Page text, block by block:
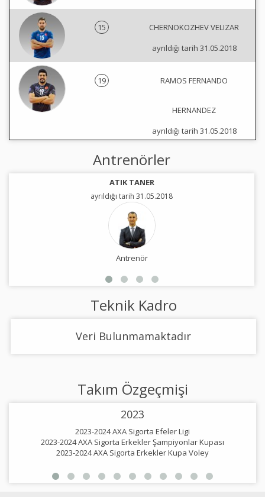
15
CHERNOKOZHEV VELIZAR
ayrıldığı tarih 31.05.2018
19 RAMOS FERNANDO
HERNANDEZ
ayrıldığı tarih 31.05.2018
Antrenörler
ATIK TANER
ayrıldığı tarih 31.05.2018
Antrenör
Teknik Kadro
Veri Bulunmamaktadır
Takım Özgeçmişi
2023
2023-2024 AXA Sigorta Efeler Ligi
2023-2024 AXA Sigorta Erkekler Şampiyonlar Kupası
2023-2024 AXA Sigorta Erkekler Kupa Voley